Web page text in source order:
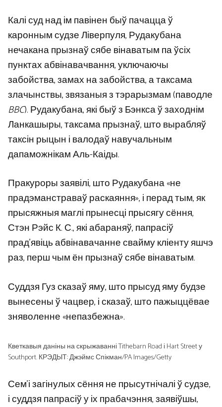
Калі суд над ім павінен быў пачацца ў
каронным судзе Ліверпуля, Рудакубана
нечакана прызнаў сябе вінаватым па ўсіх
пунктах абвінавачвання, уключаючы
забойства, замах на забойства, а таксама
злачынствы, звязаныя з тэрарызмам (паводле
BBC). Рудакубана, які быў з Бэнкса ў заходнім
Ланкашыры, таксама прызнаў, што вырабляў
таксін рыцын і валодаў навучальным
дапаможнікам Аль-Каіды.
Пракуроры заявілі, што Рудакубана «не
прадэманстраваў раскаяння», і перад тым, як
прысяжныя маглі прынесці прысягу сёння,
Стэн Рэйс К. С., які абараняў, папрасіў
прад’явіць абвінавачанне свайму кліенту яшчэ
раз, перш чым ён прызнаў сябе вінаватым.
Суддзя Гуз сказаў яму, што прысуд яму будзе
вынесены ў чацвер, і сказаў, што пажыццёвае
зняволенне «непазбежна».
Кветкавыя даніны на скрыжаванні Tithebarn Road і Hart Street у
Southport. КРЭДЫТ: Джэймс Спікман/PA Images/Getty
Сем’і загінулых сёння не прысутнічалі ў судзе,
і суддзя папрасіў у іх прабачэння, заявіўшы,